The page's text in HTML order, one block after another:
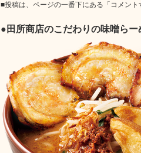
■投稿は、ページの一番下にある「コメン
●田所商店のこだわりの味噌らー